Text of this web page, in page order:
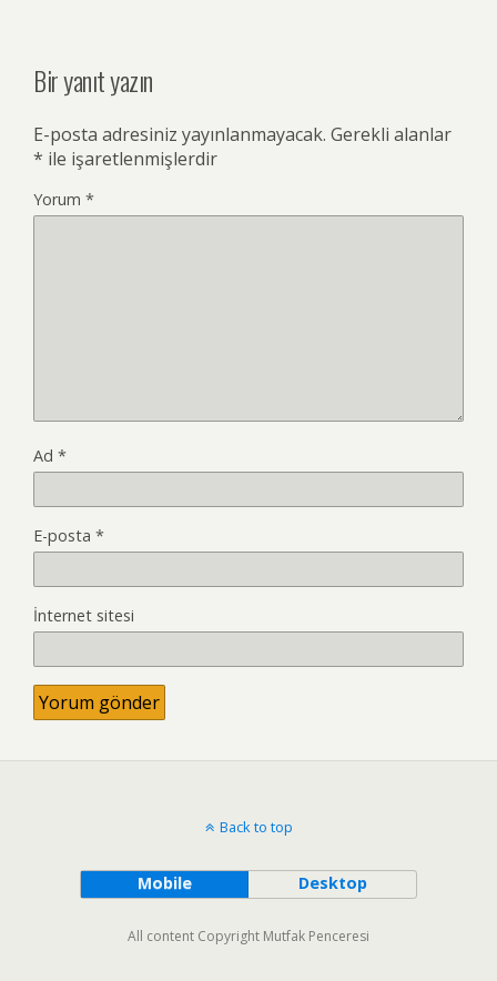
Bir yanıt yazın
E-posta adresiniz yayınlanmayacak. Gerekli alanlar
* ile işaretlenmişlerdir
Yorum *
Ad *
E-posta *
İnternet sitesi
Back to top
Mobile Desktop
All content Copyright Mutfak Penceresi